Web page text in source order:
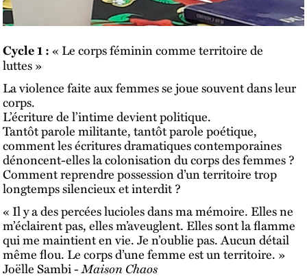
Cycle 1 : « Le corps féminin comme territoire de
luttes »
La violence faite aux femmes se joue souvent dans leur
corps.
L’écriture de l’intime devient politique.
Tantôt parole militante, tantôt parole poétique,
comment les écritures dramatiques contemporaines
dénoncent-elles la colonisation du corps des femmes ?
Comment reprendre possession d’un territoire trop
longtemps silencieux et interdit ?
« Il y a des percées lucioles dans ma mémoire. Elles ne
m’éclairent pas, elles m’aveuglent. Elles sont la flamme
qui me maintient en vie. Je n’oublie pas. Aucun détail
même flou. Le corps d’une femme est un territoire. »
Joëlle Sambi -Maison Chaos